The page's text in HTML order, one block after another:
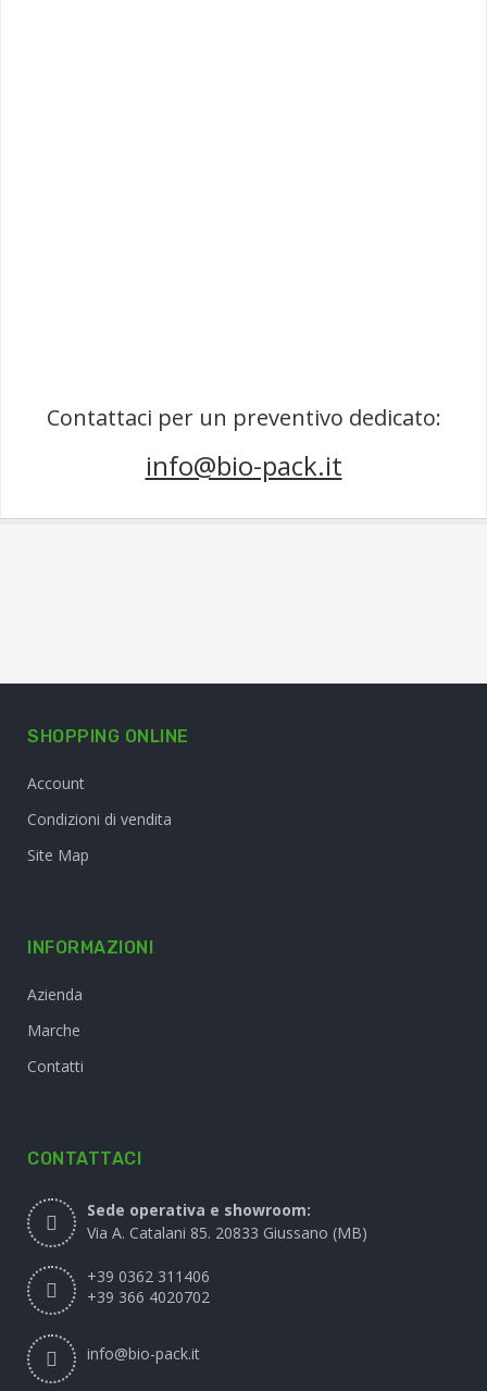
Contattaci per un preventivo dedicato:
info@bio-pack.it
SHOPPING ONLINE
Account
Condizioni di vendita
Site Map
INFORMAZIONI
Azienda
Marche
Contatti
CONTATTACI
Sede operativa e showroom:
Via A. Catalani 85. 20833 Giussano (MB)
+39 0362 311406
+39 366 4020702
info@bio-pack.it